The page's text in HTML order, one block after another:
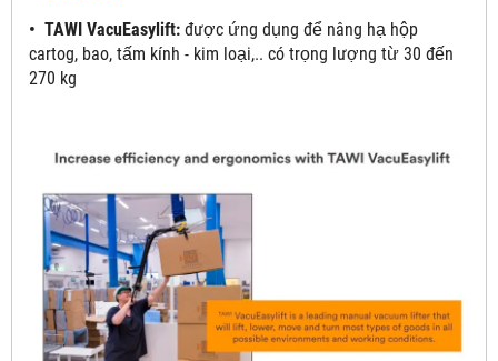
• TAWI VacuEasylift: được ứng dụng để nâng hạ hộp
cartog, bao, tấm kính - kim loại,.. có trọng lượng từ 30 đến
270 kg